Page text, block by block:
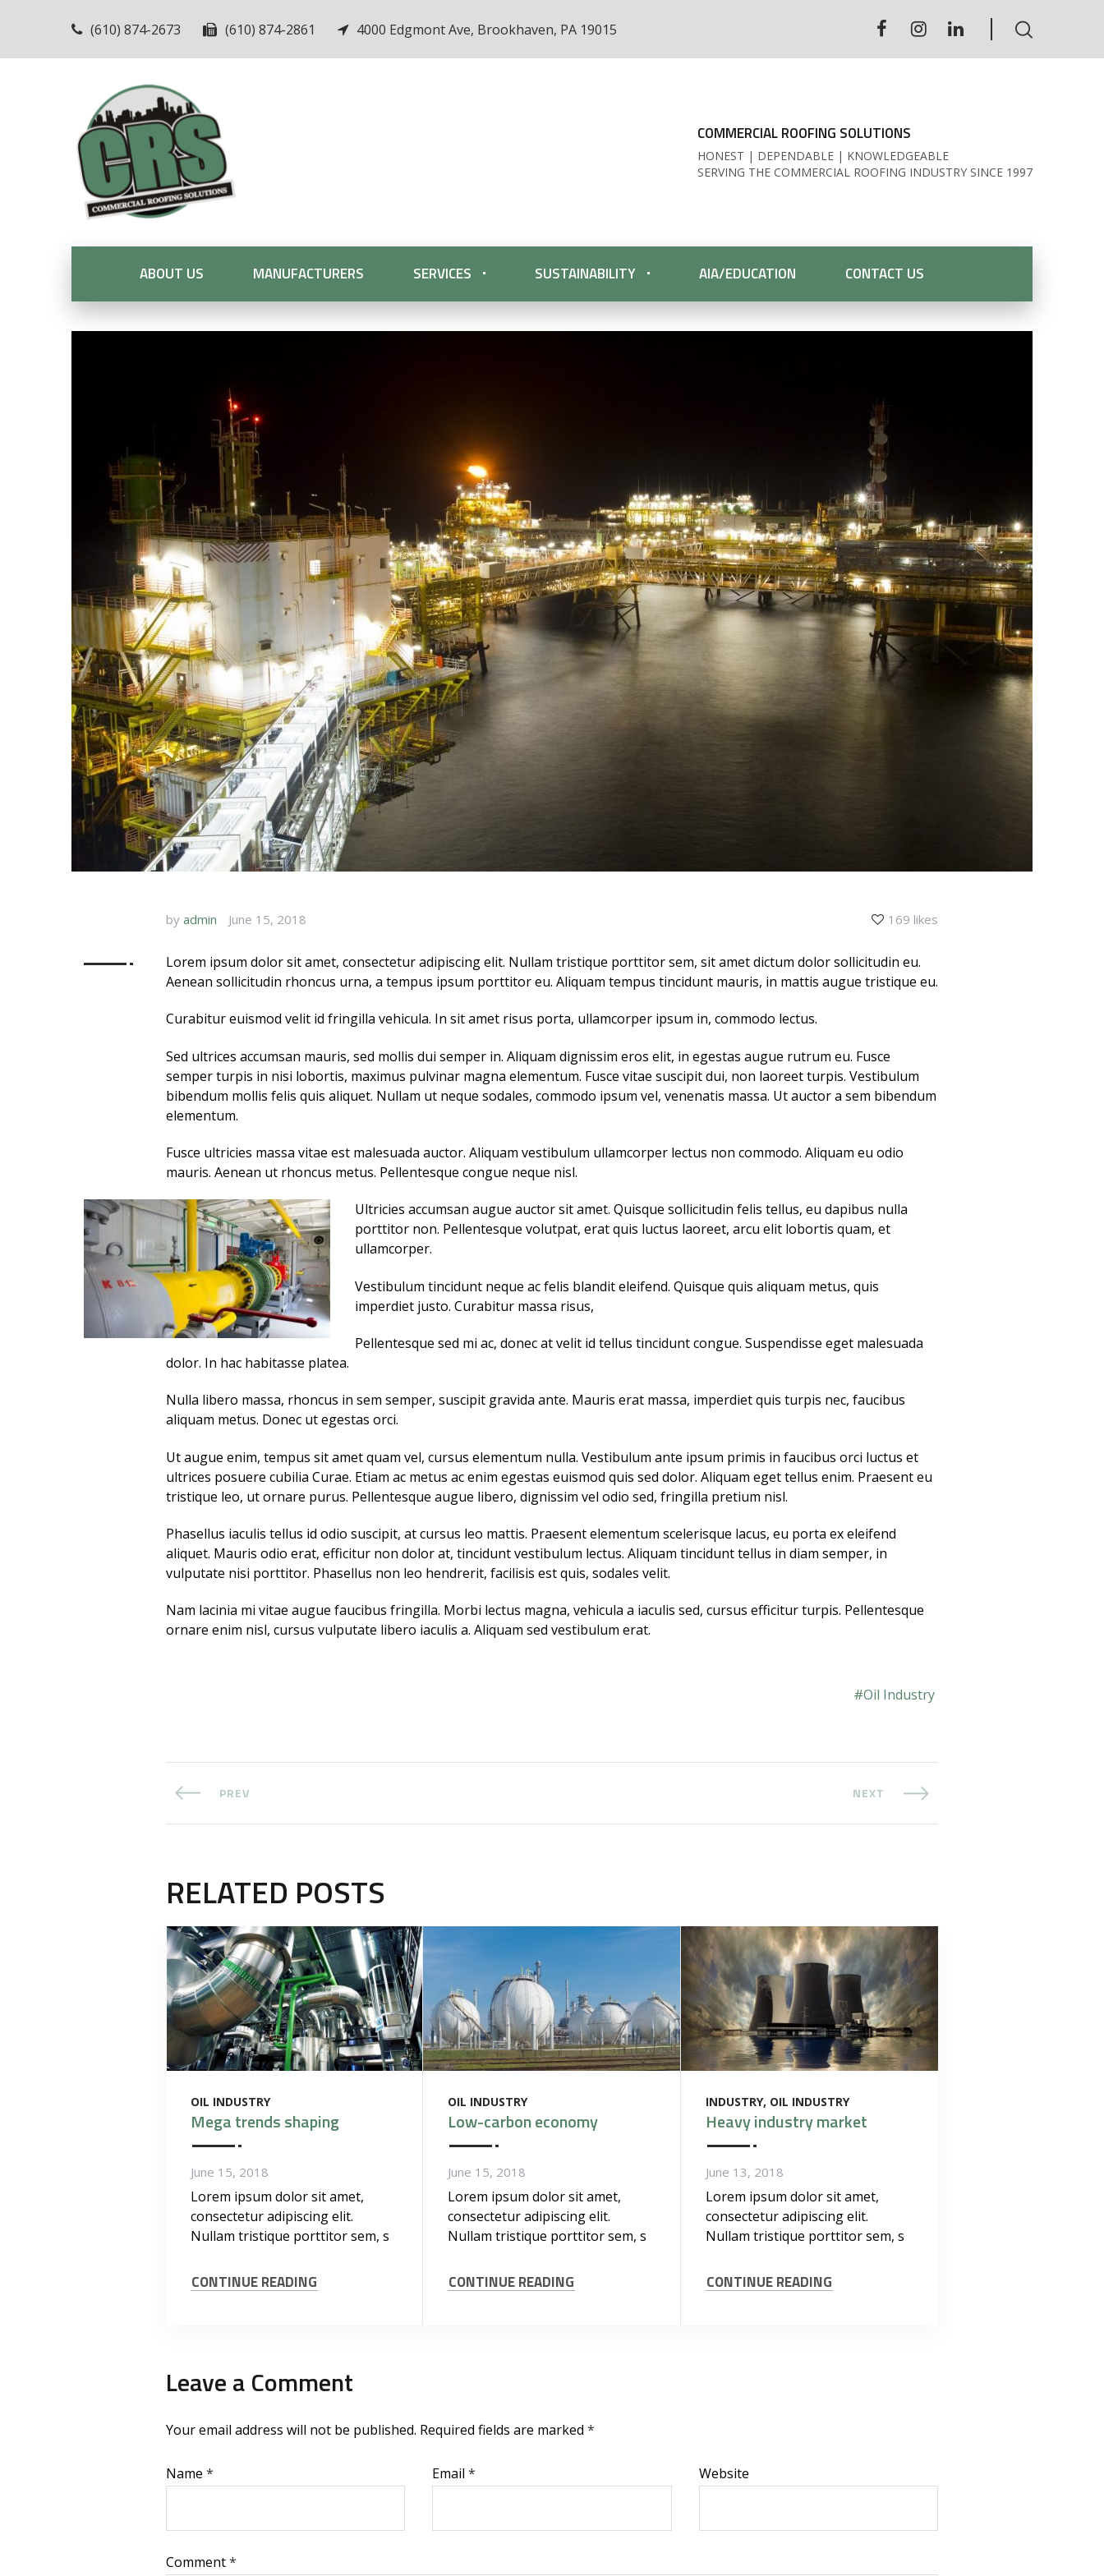
(610) 874-2673 (610) 874-2861 4000 Edgmont Ave, Brookhaven, PA 19015
COMMERCIAL ROOFING SOLUTIONS
HONEST | DEPENDABLE | KNOWLEDGEABLE
SERVING THE COMMERCIAL ROOFING INDUSTRY SINCE 1997
ABOUT US MANUFACTURERS SERVICES SUSTAINABILITY AIA/EDUCATION CONTACT US
by admin June 15, 2018 169 likes
Lorem ipsum dolor sit amet, consectetur adipiscing elit. Nullam tristique porttitor sem, sit amet dictum dolor sollicitudin eu.
Aenean sollicitudin rhoncus urna, a tempus ipsum porttitor eu. Aliquam tempus tincidunt mauris, in mattis augue tristique eu.
Curabitur euismod velit id fringilla vehicula. In sit amet risus porta, ullamcorper ipsum in, commodo lectus.
Sed ultrices accumsan mauris, sed mollis dui semper in. Aliquam dignissim eros elit, in egestas augue rutrum eu. Fusce
semper turpis in nisi lobortis, maximus pulvinar magna elementum. Fusce vitae suscipit dui, non laoreet turpis. Vestibulum
bibendum mollis felis quis aliquet. Nullam ut neque sodales, commodo ipsum vel, venenatis massa. Ut auctor a sem bibendum
elementum.
Fusce ultricies massa vitae est malesuada auctor. Aliquam vestibulum ullamcorper lectus non commodo. Aliquam eu odio
mauris. Aenean ut rhoncus metus. Pellentesque congue neque nisl.
Ultricies accumsan augue auctor sit amet. Quisque sollicitudin felis tellus, eu dapibus nulla
porttitor non. Pellentesque volutpat, erat quis luctus laoreet, arcu elit lobortis quam, et
ullamcorper.
Vestibulum tincidunt neque ac felis blandit eleifend. Quisque quis aliquam metus, quis
imperdiet justo. Curabitur massa risus,
Pellentesque sed mi ac, donec at velit id tellus tincidunt congue. Suspendisse eget malesuada
dolor. In hac habitasse platea.
Nulla libero massa, rhoncus in sem semper, suscipit gravida ante. Mauris erat massa, imperdiet quis turpis nec, faucibus
aliquam metus. Donec ut egestas orci.
Ut augue enim, tempus sit amet quam vel, cursus elementum nulla. Vestibulum ante ipsum primis in faucibus orci luctus et
ultrices posuere cubilia Curae. Etiam ac metus ac enim egestas euismod quis sed dolor. Aliquam eget tellus enim. Praesent eu
tristique leo, ut ornare purus. Pellentesque augue libero, dignissim vel odio sed, fringilla pretium nisl.
Phasellus iaculis tellus id odio suscipit, at cursus leo mattis. Praesent elementum scelerisque lacus, eu porta ex eleifend
aliquet. Mauris odio erat, efficitur non dolor at, tincidunt vestibulum lectus. Aliquam tincidunt tellus in diam semper, in
vulputate nisi porttitor. Phasellus non leo hendrerit, facilisis est quis, sodales velit.
Nam lacinia mi vitae augue faucibus fringilla. Morbi lectus magna, vehicula a iaculis sed, cursus efficitur turpis. Pellentesque
ornare enim nisl, cursus vulputate libero iaculis a. Aliquam sed vestibulum erat.
Oil Industry
PREV NEXT
RELATED POSTS
OIL INDUSTRY
Mega trends shaping
June 15, 2018
Lorem ipsum dolor sit amet,
consectetur adipiscing elit.
Nullam tristique porttitor sem, s
CONTINUE READING
OIL INDUSTRY
Low-carbon economy
June 15, 2018
Lorem ipsum dolor sit amet,
consectetur adipiscing elit.
Nullam tristique porttitor sem, s
CONTINUE READING
INDUSTRY OIL INDUSTRY
Heavy industry market
June 13, 2018
Lorem ipsum dolor sit amet,
consectetur adipiscing elit.
Nullam tristique porttitor sem, s
CONTINUE READING
Leave a Comment
Your email address will not be published. Required fields are marked *
Name * Email* Website
Comment*